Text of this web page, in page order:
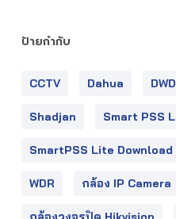
ป้ายกำกับ
CCTV Dahua
Shadjan Smart PSS
SmartPSS Lite Download
WDR กล้อง IP Camera